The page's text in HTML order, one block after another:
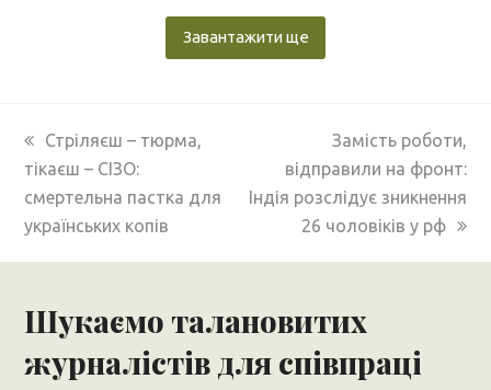
Завантажити ще
previous
post:
Стріляєш – тюрма,
тікаєш – СІЗО:
смертельна пастка для
українських копів
next
post:
Замість роботи,
відправили на фронт:
Індія розслідує зникнення
26 чоловіків у рф
Шукаємо талановитих
журналістів для співпраці